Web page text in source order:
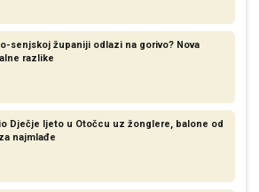
senjskoj županiji odlazi na gorivo? Nova
razlike​
Dječje ljeto u Otočcu uz žonglere, balone od
najmlađe